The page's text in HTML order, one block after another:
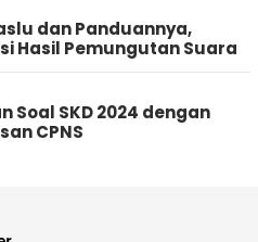
dan Panduannya,
Hasil Pemungutan Suara
Soal SKD 2024 dengan
CPNS